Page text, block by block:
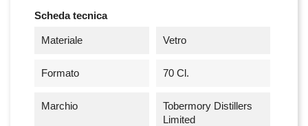
Scheda tecnica
Materiale Vetro
Formato 70 Cl.
Marchio
Tobermory Distillers
Limited